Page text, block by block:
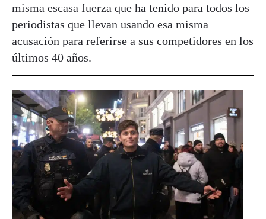
misma escasa fuerza que ha tenido para todos los
periodistas que llevan usando esa misma
acusación para referirse a sus competidores en los
últimos 40 años.